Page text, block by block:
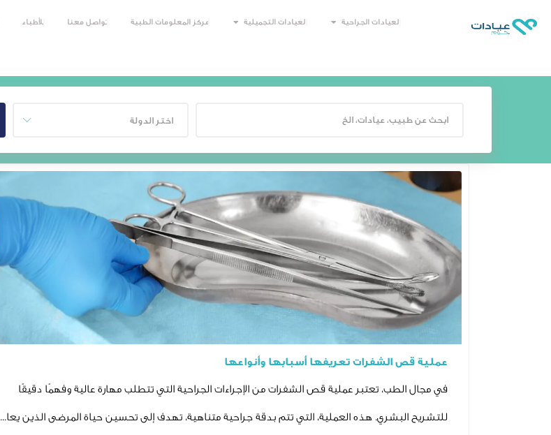
العيادات الجراحية العيادات التجميلية مركز المعلومات الطبية تواصل معنا للأطباء
اختر الدولة
عملية قص الشفرات تعريفها أسبابها وأنواعها
في مجال الطب، تعتبر عملية قص الشفرات من الإجراءات الجراحية التي تتطلب مهارة عالية وفهمًا دقيقًا
للتشريح البشري. هذه العملية، التي تتم بدقة جراحية متناهية، تهدف إلى تحسين حياة المرضى الذين يعا...